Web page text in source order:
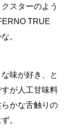
スターのよう
TRUE
。
味が好き、と
が人工甘味料
かな舌触りの
。